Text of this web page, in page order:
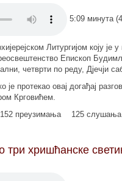
5:09 минута
Литургијом коју
Епископ
четврти по реду, Дјечји
је протекао овај догађај
Крговићем.
152 преузимања 125 слушања
хришћанске